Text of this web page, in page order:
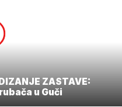
ZASTAVE:
u Guči